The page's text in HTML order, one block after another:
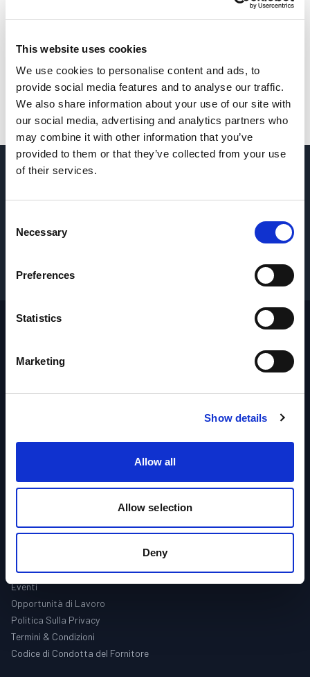
This website uses cookies
We use cookies to personalise content and ads, to
provide social media features and to analyse our traffic.
We also share information about your use of our site with
our social media, advertising and analytics partners who
may combine it with other information that you’ve
provided to them or that they’ve collected from your use
of their services.
Selection
Necessary
Preferences
Statistics
Marketing
Show details
Allow all
Allow selection
Deny
→
→
Footer
Sito
Azienda
Le Nostre Sedi
Eventi
Opportunità di Lavoro
Politica Sulla Privacy
Termini & Condizioni
Codice di Condotta del Fornitore